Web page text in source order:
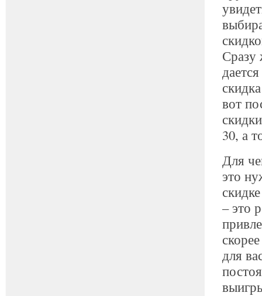
Сразу
вот
30, а
Для
это
– это
для